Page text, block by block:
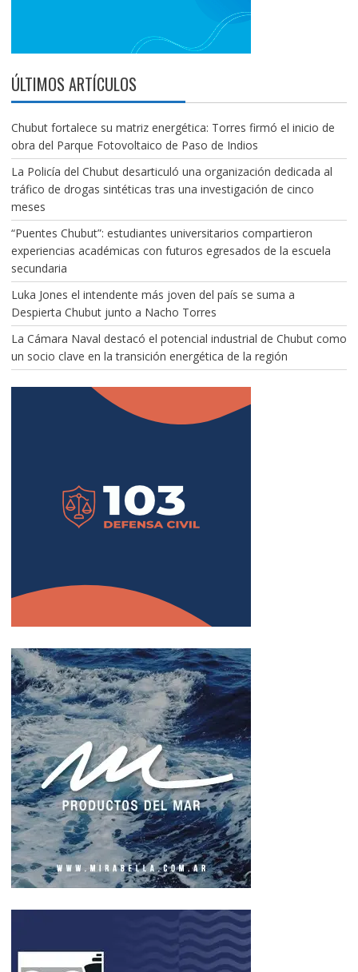
ÚLTIMOS ARTÍCULOS
Chubut fortalece su matriz energética: Torres firmó el inicio de
obra del Parque Fotovoltaico de Paso de Indios
La Policía del Chubut desarticuló una organización dedicada al
tráfico de drogas sintéticas tras una investigación de cinco
meses
“Puentes Chubut”: estudiantes universitarios compartieron
experiencias académicas con futuros egresados de la escuela
secundaria
Luka Jones el intendente más joven del país se suma a
Despierta Chubut junto a Nacho Torres
La Cámara Naval destacó el potencial industrial de Chubut como
un socio clave en la transición energética de la región